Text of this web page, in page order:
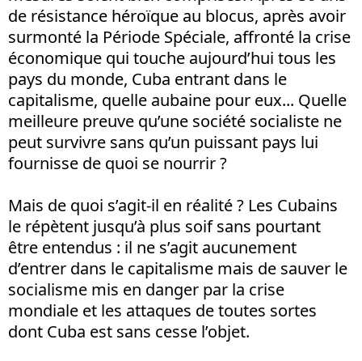
de résistance héroïque au blocus, après avoir
surmonté la Période Spéciale, affronté la crise
économique qui touche aujourd’hui tous les
pays du monde, Cuba entrant dans le
capitalisme, quelle aubaine pour eux... Quelle
meilleure preuve qu’une société socialiste ne
peut survivre sans qu’un puissant pays lui
fournisse de quoi se nourrir ?
Mais de quoi s’agit-il en réalité ? Les Cubains
le répètent jusqu’à plus soif sans pourtant
être entendus : il ne s’agit aucunement
d’entrer dans le capitalisme mais de sauver le
socialisme mis en danger par la crise
mondiale et les attaques de toutes sortes
dont Cuba est sans cesse l’objet.